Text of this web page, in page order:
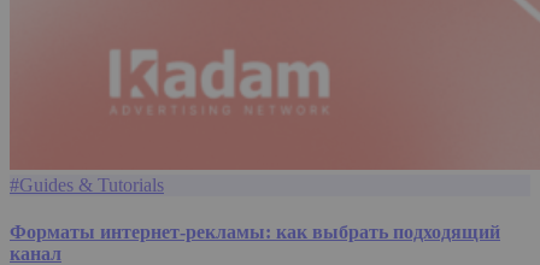
#Guides & Tutorials
Форматы интернет-рекламы: как выбрать подходящий
канал